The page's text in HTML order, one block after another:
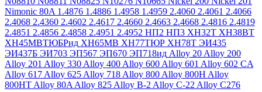
Nimonic 80A 1.4876 1.4886 1.4958 1.4959 2.4060 2.4061 2.4066
2.4068 2.4360 2.4602 2.4617 2.4660 2.4663 2.4668 2.4816 2.4819
2.4851 2.4856 2.4858 2.4951 2.4952 НП2 НП3 ХН32Т ХН38ВТ
ХН45МВТЮБРид ХН65МВ ХН77ТЮР ХН78Т ЭИ435
ЭИ437Б ЭИ703 ЭП567 ЭП670 ЭП718ид Alloy 20 Alloy 200
Alloy 201 Alloy 330 Alloy 400 Alloy 600 Alloy 601 Alloy 602 CA
Alloy 617 Alloy 625 Alloy 718 Alloy 800 Alloy 800H Alloy
800HT Alloy 80A Alloy 825 Alloy B-2 Alloy C-22 Alloy C276